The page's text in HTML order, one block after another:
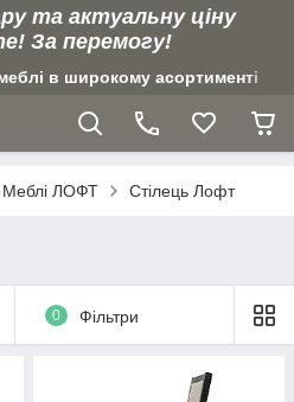
та актуальну ціну
За перемогу!
в широкому асортименті
Меблі ЛОФТ Стілець Лофт
0 Фільтри